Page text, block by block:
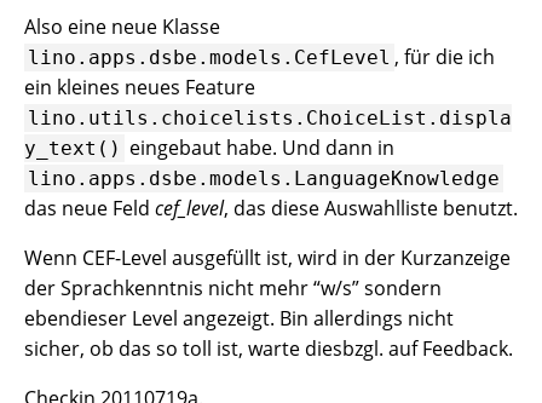
Also eine neue Klasse
lino.apps.dsbe.models.CefLevel , für die ich
ein kleines neues Feature
lino.utils.choicelists.ChoiceList.displa
y_text() eingebaut habe. Und dann in
lino.apps.dsbe.models.LanguageKnowledge
das neue Feld cef_level, das diese Auswahlliste benutzt.
Wenn CEF-Level ausgefüllt ist, wird in der Kurzanzeige
der Sprachkenntnis nicht mehr “w/s” sondern
ebendieser Level angezeigt. Bin allerdings nicht
sicher, ob das so toll ist, warte diesbzgl. auf Feedback.